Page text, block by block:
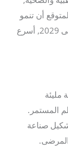
أن تنمو
بنسبة 32% الاضطراب الجنسي 2019 إلى 2029, أسرع
مليئة
المستمر.
صناعة